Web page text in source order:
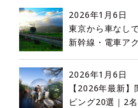
2026年1月6日
東京から車なし
新幹線・電車ア
2026年1月6日
【2026年最新
ピング20選｜2